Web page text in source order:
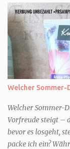
Welcher Sommer-
Welcher Sommer-
Vorfreude steigt –
bevor es losgeht,
packe ich ein?